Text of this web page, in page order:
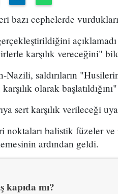
cephelerde
karşılık vereceğini"
saldırıların
olarak
sert karşılık verileceği
balistik füzeler ve
ardından geldi.
mı?